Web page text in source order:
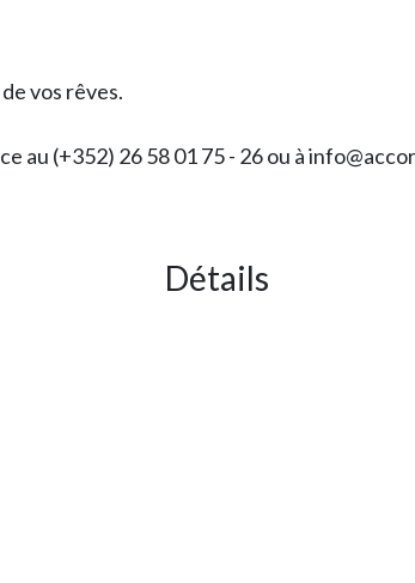
vos rêves.
au (+352) 26 58 01 75 - 26 ou à
Détails